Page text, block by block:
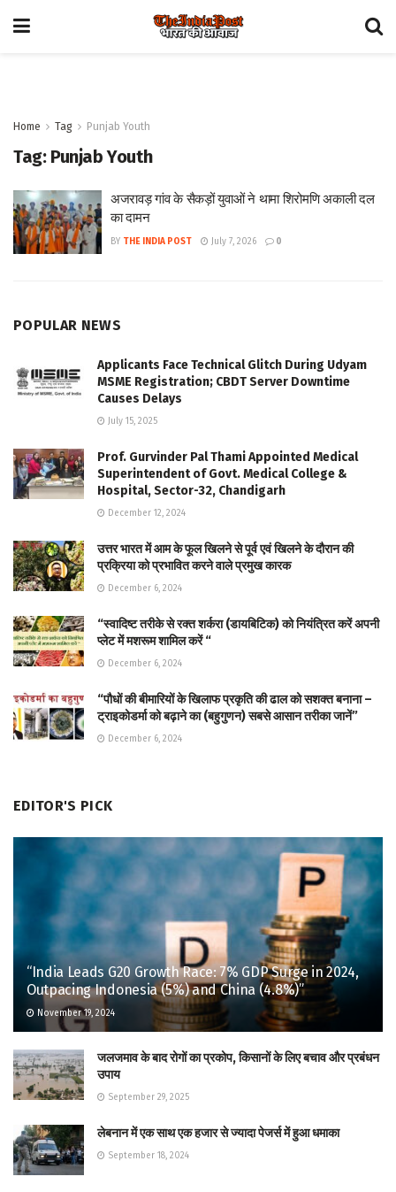
Home Tag Punjab Youth
Tag: Punjab Youth
अजरावड़ गांव के सैकड़ों युवाओं ने थामा शिरोमणि अकाली दल
का दामन
BY THE INDIA POST July 7, 2026 0
POPULAR NEWS
Applicants Face Technical Glitch During Udyam
MSME Registration; CBDT Server Downtime
Causes Delays
July 15, 2025
Prof. Gurvinder Pal Thami Appointed Medical
Superintendent of Govt. Medical College &
Hospital, Sector-32, Chandigarh
December 12, 2024
उत्तर भारत में आम के फूल खिलने से पूर्व एवं खिलने के दौरान की
प्रक्रिया को प्रभावित करने वाले प्रमुख कारक
December 6, 2024
“स्वादिष्ट तरीके से रक्त शर्करा (डायबिटिक) को नियंत्रित करें अपनी
प्लेट में मशरूम शामिल करें “
December 6, 2024
“पौधों की बीमारियों के खिलाफ प्रकृति की ढाल को सशक्त बनाना –
ट्राइकोडर्मा को बढ़ाने का (बहुगुणन) सबसे आसान तरीका जानें”
December 6, 2024
EDITOR'S PICK
“India Leads G20 Growth Race: 7% GDP Surge in 2024,
Outpacing Indonesia (5%) and China (4.8%)”
November 19, 2024
जलजमाव के बाद रोगों का प्रकोप, किसानों के लिए बचाव और प्रबंधन
उपाय
September 29, 2025
लेबनान में एक साथ एक हजार से ज्यादा पेजर्स में हुआ धमाका
September 18, 2024